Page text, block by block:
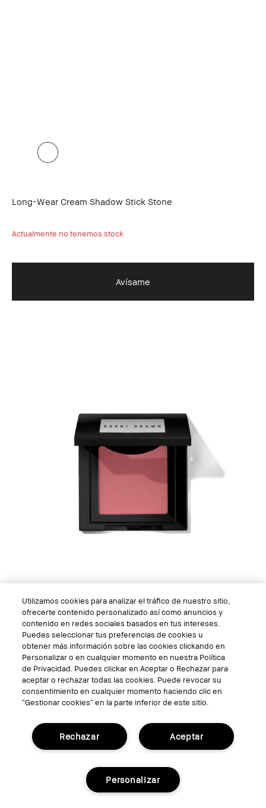
Long-Wear Cream Shadow Stick Stone
Actualmente no tenemos stock
Avísame
Tawny
Powder Blush
Añadir a la cesta
Utilizamos cookies para analizar el tráfico de nuestro sitio,
ofrecerte contenido personalizado así como anuncios y
contenido en redes sociales basados en tus intereses.
Puedes seleccionar tus preferencias de cookies u
obtener más información sobre las cookies clickando en
Personalizar o en cualquier momento en nuestra Política
de Privacidad. Puedes clickar en Aceptar o Rechazar para
aceptar o rechazar todas las cookies. Puede revocar su
consentimiento en cualquier momento haciendo clic en
“Gestionar cookies” en la parte inferior de este sitio.
Aceptar
Rechazar
Personalizar